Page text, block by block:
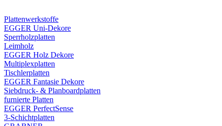
Plattenwerkstoffe
EGGER Uni-Dekore
Sperrholzplatten
Leimholz
EGGER Holz Dekore
Multiplexplatten
Tischlerplatten
EGGER Fantasie Dekore
Siebdruck- & Planboardplatten
furnierte Platten
EGGER PerfectSense
3-Schichtplatten